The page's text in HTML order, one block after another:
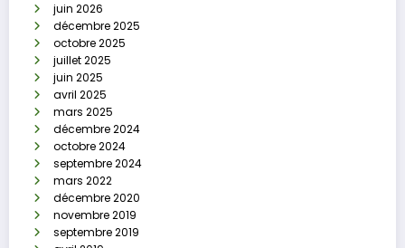
juin 2026
décembre 2025
octobre 2025
juillet 2025
juin 2025
avril 2025
mars 2025
décembre 2024
octobre 2024
septembre 2024
mars 2022
décembre 2020
novembre 2019
septembre 2019